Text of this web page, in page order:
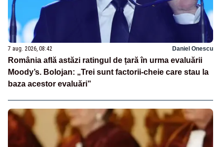
7 aug. 2026, 08:42 Daniel Onescu
România află astăzi ratingul de țară în urma evaluării
Moody’s. Bolojan: „Trei sunt factorii-cheie care stau la
baza acestor evaluări”